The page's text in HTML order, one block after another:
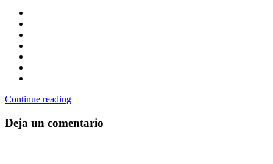
Continue reading
Deja un comentario